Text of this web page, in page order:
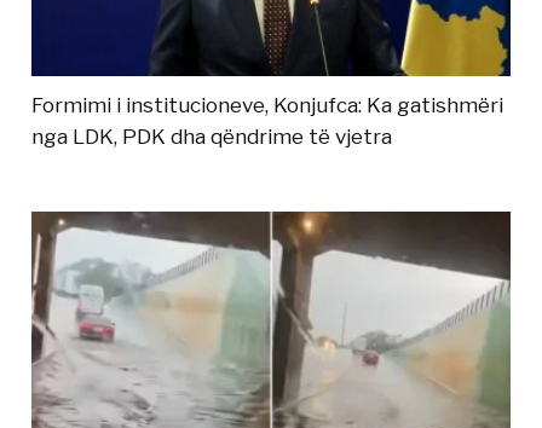
Formimi i institucioneve, Konjufca: Ka gatishmëri
nga LDK, PDK dha qëndrime të vjetra